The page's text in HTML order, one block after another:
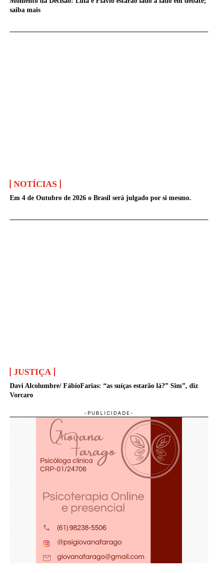
saiba mais
NOTÍCIAS
Em 4 de Outubro de 2026 o Brasil será julgado por si mesmo.
JUSTIÇA
Davi Alcolumbre/ FábioFarias: “as suíças estarão lá?” Sim”, diz
Vorcaro